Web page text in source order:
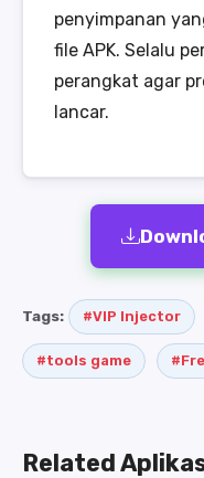
penyimpanan
file APK. Selalu
perangkat agar
lancar.
Tags: #VIP Injector
#tools game
Related